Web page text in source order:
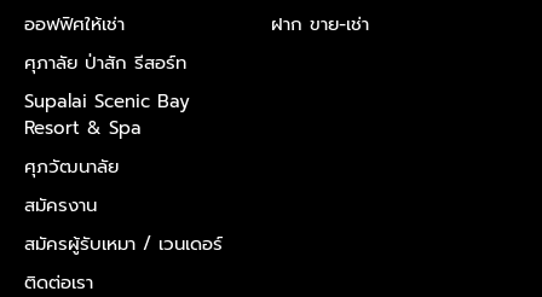
ออฟฟิศให้เช่า
ศุภาลัย ป่าสัก รีสอร์ท
Supalai Scenic Bay
Resort & Spa
ศุภวัฒนาลัย
สมัครงาน
สมัครผู้รับเหมา / เวนเดอร์
ติดต่อเรา
ฝาก ขาย-เช่า